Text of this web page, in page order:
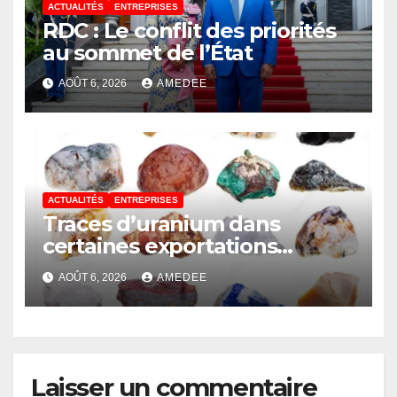
ACTUALITÉS ENTREPRISES
RDC : Le conflit des priorités
au sommet de l’État
AOÛT 6, 2026 AMEDEE
ACTUALITÉS ENTREPRISES
Traces d’uranium dans
certaines exportations
d’hydroxydes de cobalt : Mise
au point du Gouvernement
AOÛT 6, 2026 AMEDEE
Laisser un commentaire